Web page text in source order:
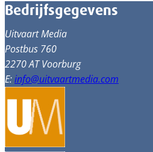
Bedrijfsgegevens
Uitvaart Media
Postbus 760
2270 AT Voorburg
E:info@uitvaartmedia.com